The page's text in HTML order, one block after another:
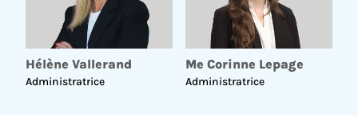
Hélène Vallerand
Administratrice
Me Corinne Lepage
Administratrice